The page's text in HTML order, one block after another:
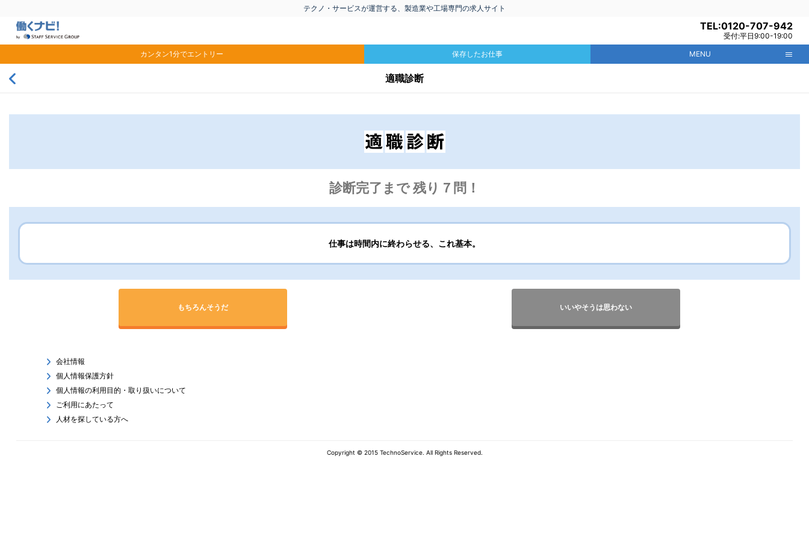
テクノ・サービスが運営する、製造業や工場専門の求人サイト
TEL:0120-707-942
受付:平日9:00-19:00
カンタン1分でエントリー
保存したお仕事 MENU
適職診断
診断完了まで 残り７問！
仕事は時間内に終わらせる、これ基本。
もちろんそうだ いいやそうは思わない
会社情報
個人情報保護方針
個人情報の利用目的・取り扱いについて
ご利用にあたって
人材を探している方へ
Copyright © 2015 TechnoService. All Rights Reserved.